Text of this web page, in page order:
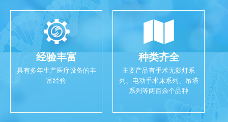
经验丰富
具有多年生产医疗设备的丰
富经验
种类齐全
主要产品有手术无影灯系
列、电动手术床系列、吊塔
系列等两百余个品种